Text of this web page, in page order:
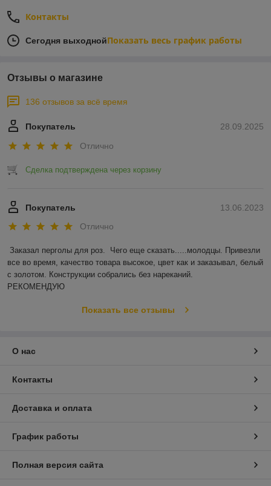
Контакты
Сегодня выходнойПоказать весь график работы
Отзывы о магазине
136 отзывов за всё время
28.09.2025
Покупатель
Отлично
Сделка подтверждена через корзину
13.06.2023
Покупатель
Отлично
Заказал перголы для роз.  Чего еще сказать.....молодцы. Привезли
все во время, качество товара высокое, цвет как и заказывал, белый
с золотом. Конструкции собрались без нареканий.
РЕКОМЕНДУЮ
Показать все отзывы
О нас
Контакты
Доставка и оплата
График работы
Полная версия сайта